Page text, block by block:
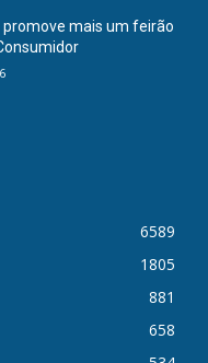
promove mais um feirão
6589
1805
881
658